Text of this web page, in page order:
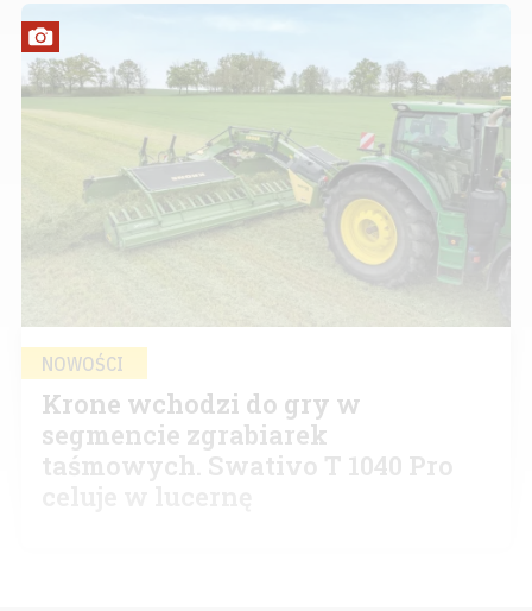
NOWOŚCI
Krone wchodzi do gry w
segmencie zgrabiarek
taśmowych. Swativo T 1040 Pro